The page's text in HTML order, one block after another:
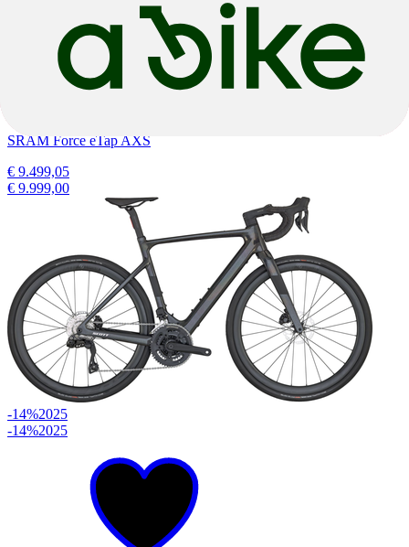
Solace Gravel eRIDE 10
SRAM Force eTap AXS
€ 9.499,05
€ 9.999,00
-14%2025
-14%2025